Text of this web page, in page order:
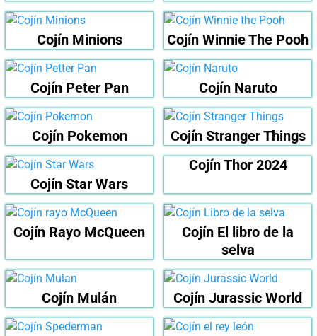
Cojín Minions Cojín Winnie The Pooh
Cojín Peter Pan Cojín Naruto
Cojín Pokemon Cojín Stranger Things
Cojín Star Wars
Cojín Thor 2024
Cojín Rayo McQueen
Cojín El libro de la
selva
Cojín Mulán Cojín Jurassic World